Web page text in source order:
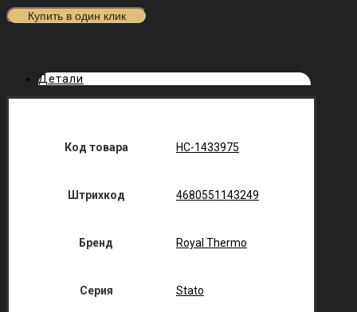
Купить в один клик
Детали
Код товара НС-1433975
Штрихкод 4680551143249
Бренд Royal Thermo
Серия Stato